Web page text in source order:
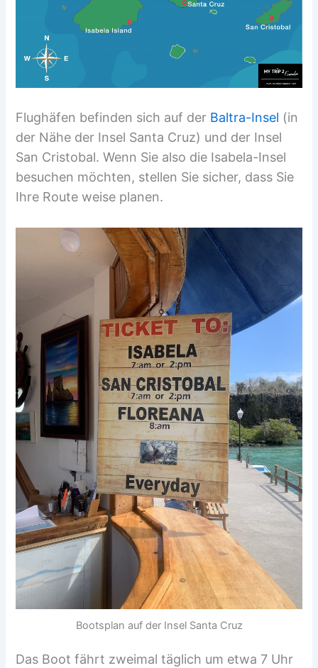
Flughäfen befinden sich auf der Baltra-Insel (in
der Nähe der Insel Santa Cruz) und der Insel
San Cristobal. Wenn Sie also die Isabela-Insel
besuchen möchten, stellen Sie sicher, dass Sie
Ihre Route weise planen.
Bootsplan auf der Insel Santa Cruz
Das Boot fährt zweimal täglich um etwa 7 Uhr